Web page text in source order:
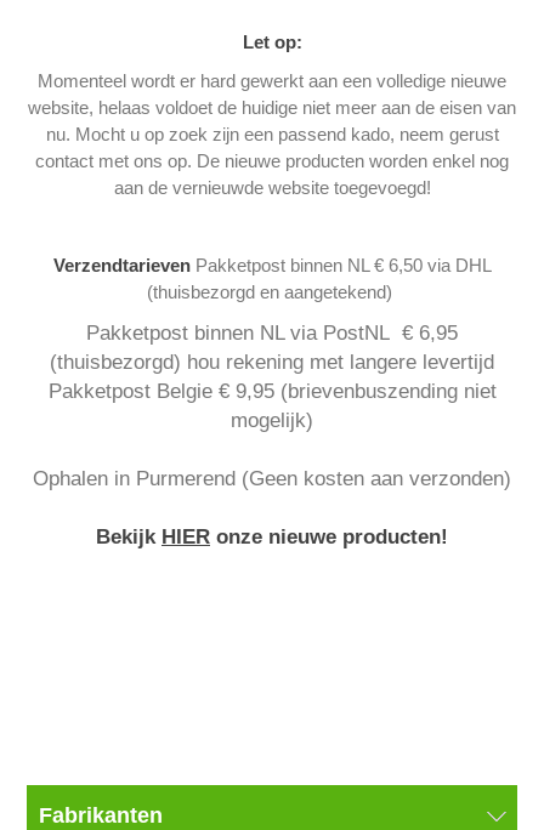
Let op:
Momenteel wordt er hard gewerkt aan een volledige nieuwe
website, helaas voldoet de huidige niet meer aan de eisen van
nu. Mocht u op zoek zijn een passend kado, neem gerust
contact met ons op. De nieuwe producten worden enkel nog
aan de vernieuwde website toegevoegd!
Verzendtarieven Pakketpost binnen NL € 6,50 via DHL
(thuisbezorgd en aangetekend)
Pakketpost binnen NL via PostNL € 6,95
(thuisbezorgd) hou rekening met langere levertijd
Pakketpost Belgie € 9,95 (brievenbuszending niet
mogelijk)
Ophalen in Purmerend (Geen kosten aan verzonden)
Bekijk HIER onze nieuwe producten!
Fabrikanten